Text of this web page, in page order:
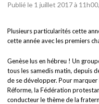
Publié le 1 juillet 2017 à
Plusieurs particularités cette
cette année avec les premiers
Genèse lus en hébreu ! Un
tous les samedis matin, depuis
de se développer. Pour
Réforme, la Fédération
conducteur le thème de la